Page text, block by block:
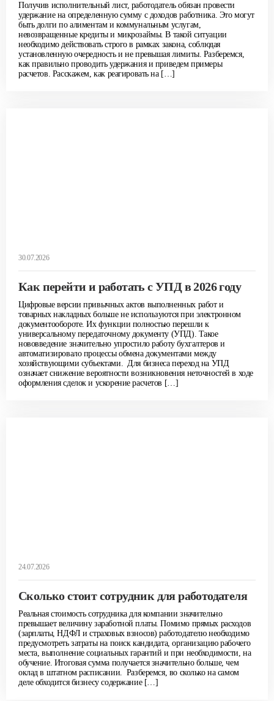
Получив исполнительный лист, работодатель обязан провести
удержание на определенную сумму с доходов работника. Это могут
быть долги по алиментам и коммунальным услугам,
невозвращенные кредиты и микрозаймы. В такой ситуации
необходимо действовать строго в рамках закона, соблюдая
установленную очередность и не превышая лимиты. Разберемся,
как правильно проводить удержания и приведем примеры
расчетов. Расскажем, как реагировать на […]
30.07.2026
Как перейти и работать с УПД в 2026 году
Цифровые версии привычных актов выполненных работ и
товарных накладных больше не используются при электронном
документообороте. Их функции полностью перешли к
универсальному передаточному документу (УПД). Такое
нововведение значительно упростило работу бухгалтеров и
автоматизировало процессы обмена документами между
хозяйствующими субъектами. Для бизнеса переход на УПД
означает снижение вероятности возникновения неточностей в ходе
оформления сделок и ускорение расчетов […]
24.07.2026
Сколько стоит сотрудник для работодателя
Реальная стоимость сотрудника для компании значительно
превышает величину заработной платы. Помимо прямых расходов
(зарплаты, НДФЛ и страховых взносов) работодателю необходимо
предусмотреть затраты на поиск кандидата, организацию рабочего
места, выполнение социальных гарантий и при необходимости, на
обучение. Итоговая сумма получается значительно больше, чем
оклад в штатном расписании. Разберемся, во сколько на самом
деле обходится бизнесу содержание […]